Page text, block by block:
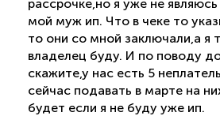
рассрочке,но я уже не
мой муж ип. Что в чеке то
то они со мной заключали,а я
владелец буду. И по поводу
скажите,у нас есть 5
сейчас подавать в марте на
будет если я не буду уже ип.